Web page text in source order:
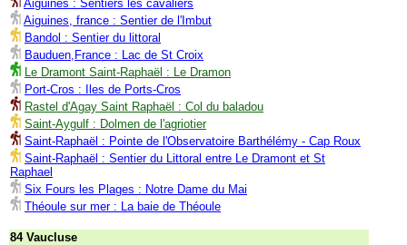
Aiguines : Sentiers les cavaliers
Aiguines, france : Sentier de l'Imbut
Bandol : Sentier du littoral
Bauduen,France : Lac de St Croix
Le Dramont Saint-Raphaël : Le Dramon
Port-Cros : Iles de Ports-Cros
Rastel d'Agay Saint Raphaël : Col du baladou
Saint-Aygulf : Dolmen de l'agriotier
Saint-Raphaël : Pointe de l'Observatoire Barthélémy - Cap Roux
Saint-Raphaël : Sentier du Littoral entre Le Dramont et St
Raphael
Six Fours les Plages : Notre Dame du Mai
Théoule sur mer : La baie de Théoule
84 Vaucluse